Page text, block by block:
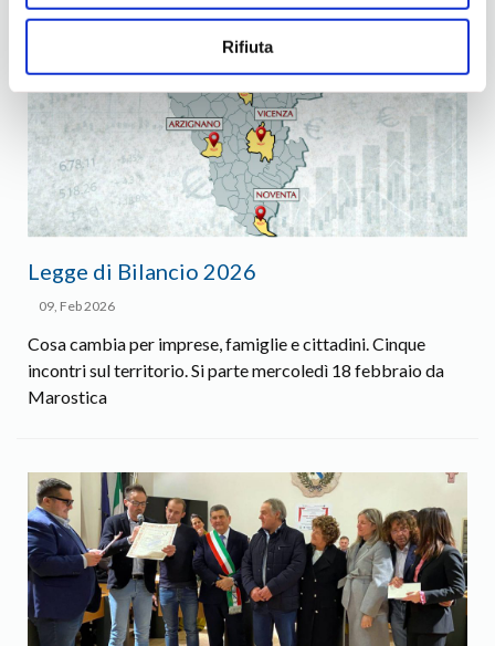
Rifiuta
Legge di Bilancio 2026
09, Feb 2026
Cosa cambia per imprese, famiglie e cittadini. Cinque
incontri sul territorio. Si parte mercoledì 18 febbraio da
Marostica